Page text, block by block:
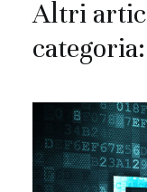
Altri
categoria: